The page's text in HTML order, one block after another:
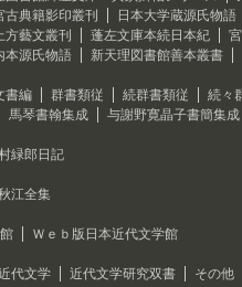
古典籍影印叢刊
日本大学蔵源氏物語
方藝文叢刊 蓬左文庫本続日本紀
本源氏物語
新天理図書館善本叢書
書編 群書類従 続群書類従
続々
馬琴書翰集成
与謝野寛晶子書簡集成
緑郎日記
江全集
Ｗｅｂ版日本近代文学館
代文学 近代文学研究双書
その他